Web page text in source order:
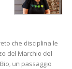
che disciplina le
del Marchio del
un passaggio